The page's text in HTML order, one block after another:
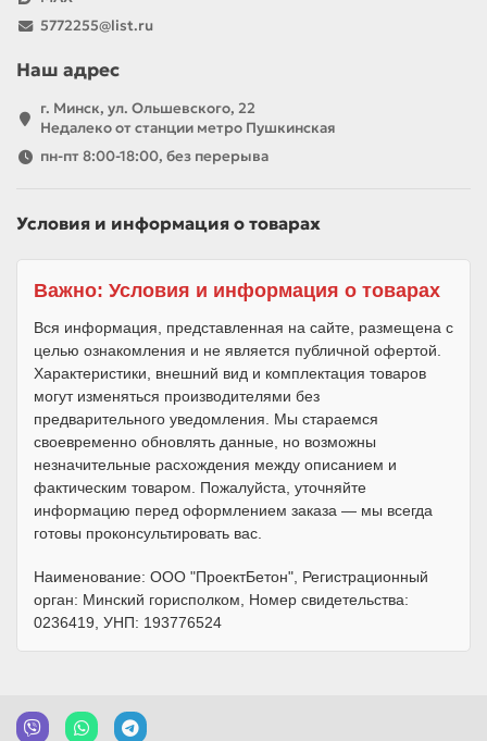
5772255@list.ru
Наш адрес
г. Минск, ул. Ольшевского, 22
Недалеко от станции метро Пушкинская
пн-пт 8:00-18:00, без перерыва
Условия и информация о товарах
Важно: Условия и информация о товарах
Вся информация, представленная на сайте, размещена с
целью ознакомления и не является публичной офертой.
Характеристики, внешний вид и комплектация товаров
могут изменяться производителями без
предварительного уведомления. Мы стараемся
своевременно обновлять данные, но возможны
незначительные расхождения между описанием и
фактическим товаром. Пожалуйста, уточняйте
информацию перед оформлением заказа — мы всегда
готовы проконсультировать вас.
Наименование: ООО "ПроектБетон", Регистрационный
орган: Минский горисполком, Номер свидетельства:
0236419, УНП: 193776524